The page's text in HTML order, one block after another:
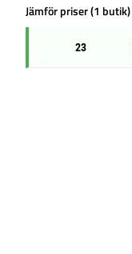
Jämför priser (1 butik)
23